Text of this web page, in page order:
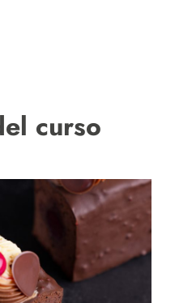
curso